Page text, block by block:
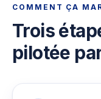
COMMENT ÇA
Trois
pilotée